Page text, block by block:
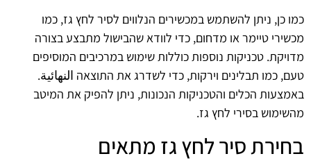
כמו כן, ניתן להשתמש במכשירים הנלווים לסיר לחץ גז, כמו
מכשירי טיימר או מדחום, כדי לוודא שהבישול מתבצע בצורה
מדויקת. טכניקות נוספות כוללות שימוש במרכיבים המוסיפים
טעם, כמו תבלינים וירקות, כדי לשדרג את התוצאה النهائية.
באמצעות הכלים והטכניקות הנכונות, ניתן להפיק את המיטב
מהשימוש בסירי לחץ גז.
בחירת סיר לחץ גז מתאים